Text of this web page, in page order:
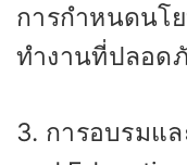
การกำหนดนโ
ทำงานที่ปลอด
3. การอบรมแ